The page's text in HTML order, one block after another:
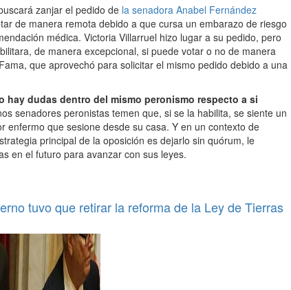
zanjar el pedido de la senadora Anabel Fernández
de manera remota debido a que cursa un embarazo de riesgo
médica. Victoria Villarruel hizo lugar a su pedido, pero
de manera excepcional, si puede votar o no de manera
que aprovechó para solicitar el mismo pedido debido a una
hay dudas dentro del mismo peronismo respecto a si
senadores peronistas temen que, si se la habilita, se siente un
enfermo que sesione desde su casa. Y en un contexto de
principal de la oposición es dejarlo sin quórum, le
en el futuro para avanzar con sus leyes.
tuvo que retirar la reforma de la Ley de Tierras